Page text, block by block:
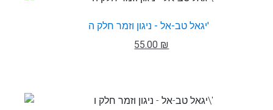
יגאל טב-אל - ניגון וזמר חלק ה'
55.00 ₪